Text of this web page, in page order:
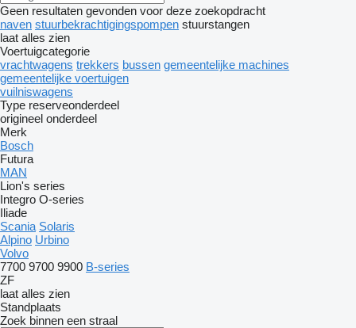
Geen resultaten gevonden voor deze zoekopdracht
naven stuurbekrachtigingspompen stuurstangen
laat alles zien
Voertuigcategorie
vrachtwagens trekkers bussen gemeentelijke machines
gemeentelijke voertuigen
vuilniswagens
Type reserveonderdeel
origineel onderdeel
Merk
Bosch
Futura
MAN
Lion's series
Integro O-series
Iliade
Scania Solaris
Alpino Urbino
Volvo
7700 9700 9900 B-series
ZF
laat alles zien
Standplaats
Zoek binnen een straal